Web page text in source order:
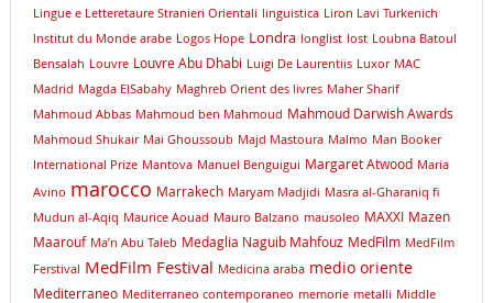
Lingue e Letteretaure Stranieri Orientali linguistica Liron Lavi Turkenich
lnstitut du Monde arabe Logos Hope Londra longlist lost Loubna Batoul
Bensalah Louvre Louvre Abu Dhabi Luigi De Laurentiis Luxor MAC
Madrid Magda ElSabahy Maghreb Orient des livres Maher Sharif
Mahmoud Abbas Mahmoud ben Mahmoud Mahmoud Darwish Awards
Mahmoud Shukair Mai Ghoussoub Majd Mastoura Malmo Man Booker
International Prize Mantova Manuel Benguigui Margaret Atwood Maria
Avino marocco Marrakech Maryam Madjidi Masra al-Gharaniq fi
Mudun al-Aqiq Maurice Aouad Mauro Balzano mausoleo MAXXI Mazen
Maarouf Ma’n Abu Taleb Medaglia Naguib Mahfouz MedFilm MedFilm
Ferstival MedFilm Festival Medicina araba medio oriente
Mediterraneo Mediterraneo contemporaneo memorie metalli Middle